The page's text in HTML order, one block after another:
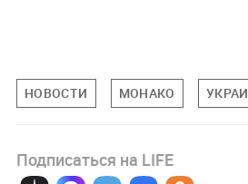
НОВОСТИ МОНАКО
Подписаться на LIFE